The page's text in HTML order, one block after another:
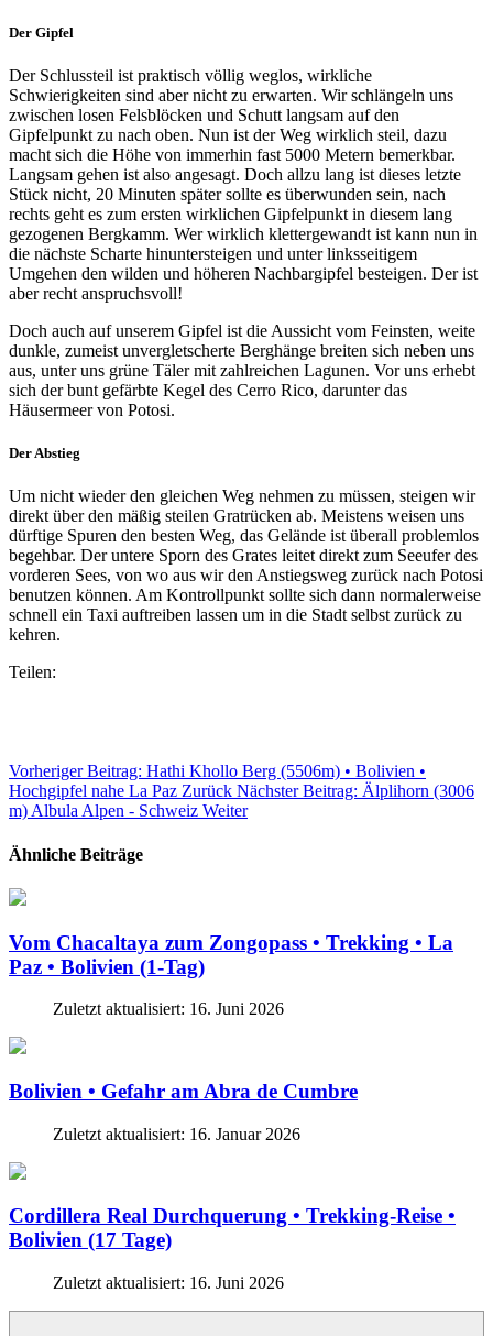
Der Gipfel
Der Schlussteil ist praktisch völlig weglos, wirkliche
Schwierigkeiten sind aber nicht zu erwarten. Wir schlängeln uns
zwischen losen Felsblöcken und Schutt langsam auf den
Gipfelpunkt zu nach oben. Nun ist der Weg wirklich steil, dazu
macht sich die Höhe von immerhin fast 5000 Metern bemerkbar.
Langsam gehen ist also angesagt. Doch allzu lang ist dieses letzte
Stück nicht, 20 Minuten später sollte es überwunden sein, nach
rechts geht es zum ersten wirklichen Gipfelpunkt in diesem lang
gezogenen Bergkamm. Wer wirklich klettergewandt ist kann nun in
die nächste Scharte hinuntersteigen und unter linksseitigem
Umgehen den wilden und höheren Nachbargipfel besteigen. Der ist
aber recht anspruchsvoll!
Doch auch auf unserem Gipfel ist die Aussicht vom Feinsten, weite
dunkle, zumeist unvergletscherte Berghänge breiten sich neben uns
aus, unter uns grüne Täler mit zahlreichen Lagunen. Vor uns erhebt
sich der bunt gefärbte Kegel des Cerro Rico, darunter das
Häusermeer von Potosi.
Der Abstieg
Um nicht wieder den gleichen Weg nehmen zu müssen, steigen wir
direkt über den mäßig steilen Gratrücken ab. Meistens weisen uns
dürftige Spuren den besten Weg, das Gelände ist überall problemlos
begehbar. Der untere Sporn des Grates leitet direkt zum Seeufer des
vorderen Sees, von wo aus wir den Anstiegsweg zurück nach Potosi
benutzen können. Am Kontrollpunkt sollte sich dann normalerweise
schnell ein Taxi auftreiben lassen um in die Stadt selbst zurück zu
kehren.
Teilen:
Vorheriger Beitrag: Hathi Khollo Berg (5506m) • Bolivien •
Hochgipfel nahe La Paz Zurück Nächster Beitrag: Älplihorn (3006
m) Albula Alpen - Schweiz Weiter
Ähnliche Beiträge
Vom Chacaltaya zum Zongopass • Trekking • La
Paz • Bolivien (1-Tag)
Zuletzt aktualisiert: 16. Juni 2026
Bolivien • Gefahr am Abra de Cumbre
Zuletzt aktualisiert: 16. Januar 2026
Cordillera Real Durchquerung • Trekking-Reise •
Bolivien (17 Tage)
Zuletzt aktualisiert: 16. Juni 2026